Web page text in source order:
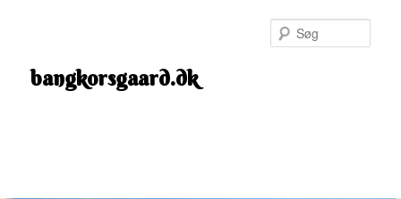
indholdbangkorsgaard.dk